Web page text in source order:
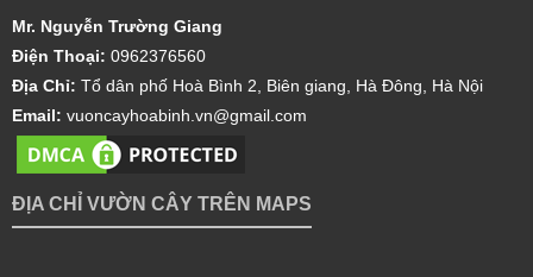
Mr. Nguyễn Trường Giang
Điện Thoại: 0962376560
Địa Chỉ: Tổ dân phố Hoà Bình 2, Biên giang, Hà Đông, Hà Nội
Email: vuoncayhoabinh.vn@gmail.com
ĐỊA CHỈ VƯỜN CÂY TRÊN MAPS